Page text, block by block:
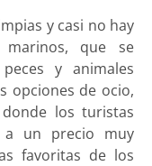
y casi no hay
marinos, que se
y animales
opciones de ocio,
los turistas
a un precio muy
favoritas de los